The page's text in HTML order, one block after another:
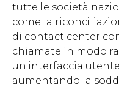
tutte le società
come la
di contact center
chiamate in modo
un'interfaccia
aumentando la